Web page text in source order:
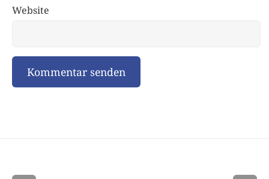
Website